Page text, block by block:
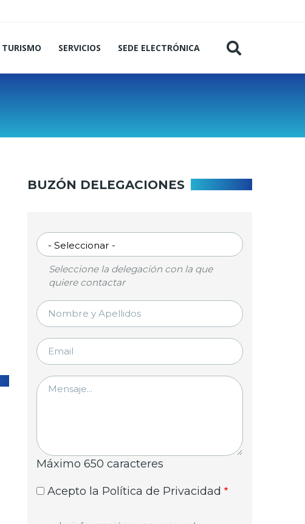
TURISMO SERVICIOS SEDE ELECTRÓNICA
BUZÓN DELEGACIONES
DELEGACIÓN
Seleccione la delegación con la que
quiere contactar
Y
Máximo 650 caracteres
Acepto la Política de Privacidad